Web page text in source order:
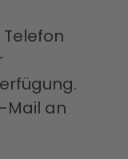
Mail an